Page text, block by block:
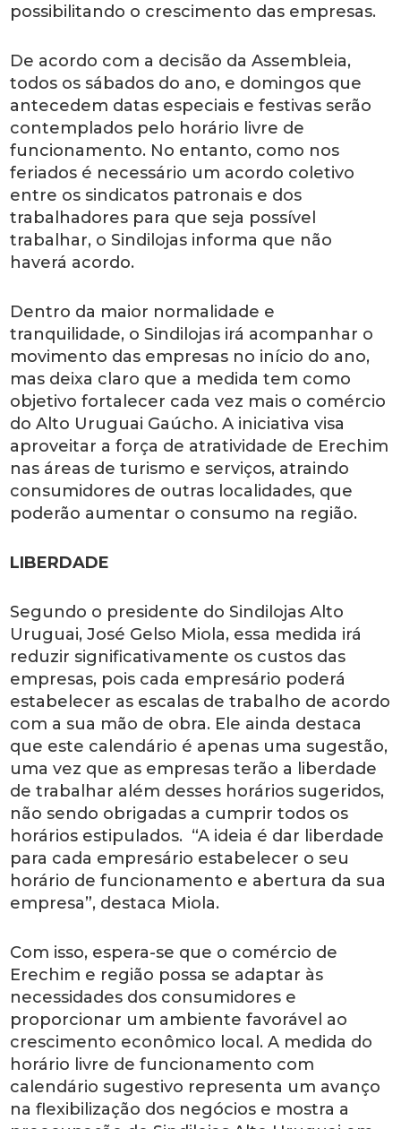
possibilitando o crescimento das empresas.
De acordo com a decisão da Assembleia,
todos os sábados do ano, e domingos que
antecedem datas especiais e festivas serão
contemplados pelo horário livre de
funcionamento. No entanto, como nos
feriados é necessário um acordo coletivo
entre os sindicatos patronais e dos
trabalhadores para que seja possível
trabalhar, o Sindilojas informa que não
haverá acordo.
Dentro da maior normalidade e
tranquilidade, o Sindilojas irá acompanhar o
movimento das empresas no início do ano,
mas deixa claro que a medida tem como
objetivo fortalecer cada vez mais o comércio
do Alto Uruguai Gaúcho. A iniciativa visa
aproveitar a força de atratividade de Erechim
nas áreas de turismo e serviços, atraindo
consumidores de outras localidades, que
poderão aumentar o consumo na região.
LIBERDADE
Segundo o presidente do Sindilojas Alto
Uruguai, José Gelso Miola, essa medida irá
reduzir significativamente os custos das
empresas, pois cada empresário poderá
estabelecer as escalas de trabalho de acordo
com a sua mão de obra. Ele ainda destaca
que este calendário é apenas uma sugestão,
uma vez que as empresas terão a liberdade
de trabalhar além desses horários sugeridos,
não sendo obrigadas a cumprir todos os
horários estipulados. “A ideia é dar liberdade
para cada empresário estabelecer o seu
horário de funcionamento e abertura da sua
empresa”, destaca Miola.
Com isso, espera-se que o comércio de
Erechim e região possa se adaptar às
necessidades dos consumidores e
proporcionar um ambiente favorável ao
crescimento econômico local. A medida do
horário livre de funcionamento com
calendário sugestivo representa um avanço
na flexibilização dos negócios e mostra a